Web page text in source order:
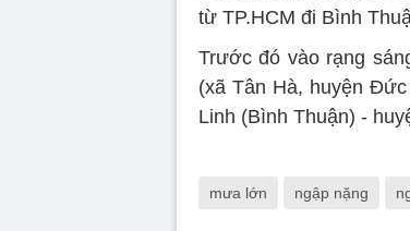
từ TP.HCM đi Bình
Trước đó vào rạng
(xã Tân Hà, huyện
Linh (Bình Thuận) -
mưa lớn ngập nặng